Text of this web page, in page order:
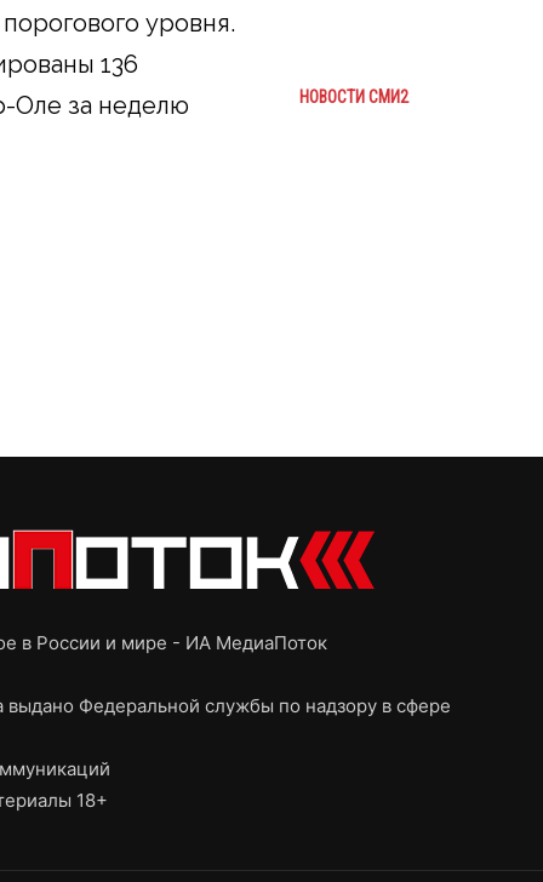
уровня.
136
Оле за неделю
НОВОСТИ СМИ2
в России и мире - ИА МедиаПоток
Федеральной службы по надзору в сфере
18+